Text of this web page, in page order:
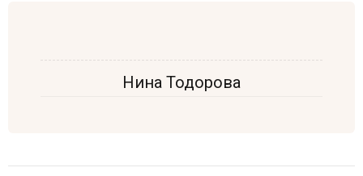
Нина Тодорова